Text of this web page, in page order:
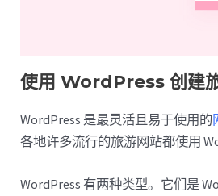
使用 WordPress 创建
WordPress 是最灵活且易于使用的
各地许多流行的旅游网站都使用
WordPress 有两种类型。它们是